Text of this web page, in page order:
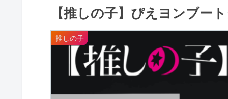
【推しの子】ぴえヨンブー
推しの子